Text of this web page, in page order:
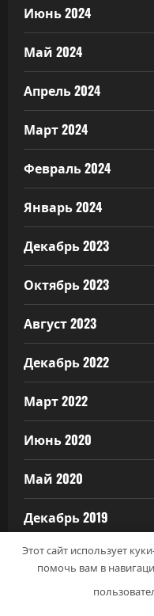
Июнь 2024
Май 2024
Апрель 2024
Март 2024
Февраль 2024
Январь 2024
Декабрь 2023
Октябрь 2023
Август 2023
Декабрь 2022
Март 2022
Июнь 2020
Май 2020
Декабрь 2019
Октябрь 2018
Сентябрь 2018
Этот сайт использует
помочь вам в